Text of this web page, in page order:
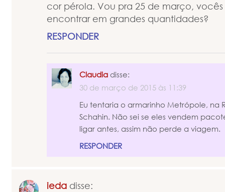
cor pérola. Vou pra 25 de março,
encontrar em grandes quantidades?
RESPONDER
Claudia disse:
30 de março de 2015 às 11:39
Eu tentaria o armarinho Metrópole, na
Schahin. Não sei se eles vendem
ligar antes, assim não perde a viagem.
RESPONDER
ieda disse: